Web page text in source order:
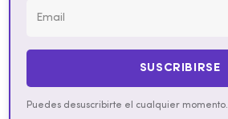
SUSCRIBIRSE
Puedes desuscribirte el cualquier momento.